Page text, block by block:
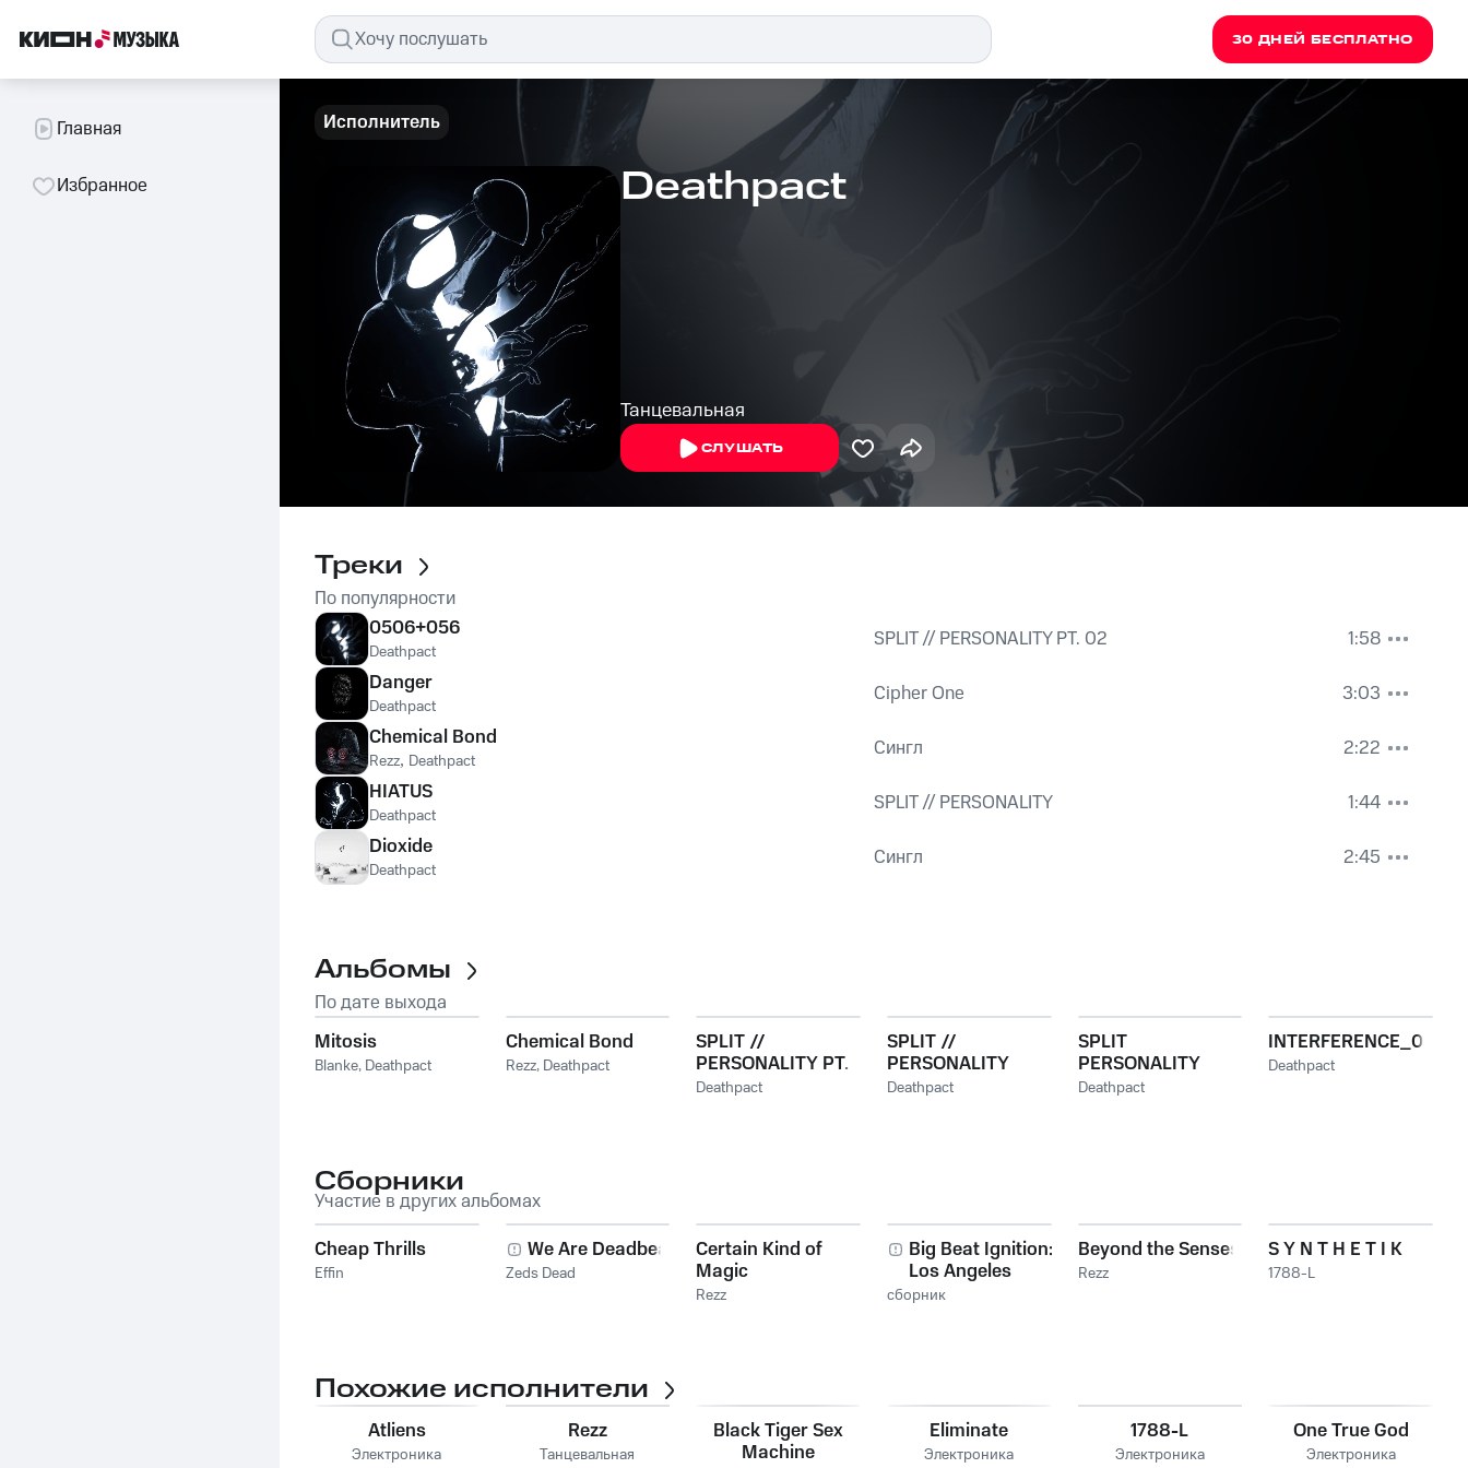
30 ДНЕЙ БЕСПЛАТНО
Главная
Избранное
Исполнитель
Deathpact
Танцевальная
СЛУШАТЬ
Треки
По популярности
0506+056
Deathpact SPLIT // PERSONALITY PT. 02
1:58
Danger
Deathpact Cipher One
3:03
Chemical Bond
Rezz, Deathpact Сингл
2:22
HIATUS
Deathpact SPLIT // PERSONALITY
1:44
Dioxide
Deathpact Сингл 2:45
Альбомы
По дате выхода
Mitosis
Blanke, Deathpact
Chemical Bond
Rezz, Deathpact
SPLIT //
PERSONALITY PT.
02
Deathpact
SPLIT //
PERSONALITY
Deathpact
SPLIT
PERSONALITY
Deathpact
INTERFERENCE_03
Deathpact
Сборники
Участие в других альбомах
Cheap Thrills
Effin
We Are Deadbeats
Zeds Dead
Certain Kind of
Magic
Rezz
Big Beat Ignition:
Los Angeles
сборник
Beyond the Senses
Rezz
S Y N T H E T I K
1788-L
Похожие исполнители
Atliens
Электроника
Rezz
Танцевальная
Black Tiger Sex
Machine
Eliminate
Электроника
1788-L
Электроника
One True God
Электроника